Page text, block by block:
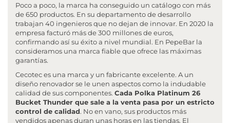
Poco a poco, la marca ha conseguido un catálogo con más
de 650 productos. En su departamento de desarrollo
trabajan 40 ingenieros que no dejan de innovar. En 2020 la
empresa facturó más de 300 millones de euros,
confirmando así su éxito a nivel mundial. En PepeBar la
consideramos una marca fiable que ofrece las máximas
garantías.
Cecotec es una marca y un fabricante excelente. A un
diseño renovador se le unen aspectos como la indudable
calidad de sus componentes. Cada Polka Platinum 26
Bucket Thunder que sale a la venta pasa por un estricto
control de calidad. No en vano, sus productos más
vendidos apenas duran unas horas en las tiendas. El